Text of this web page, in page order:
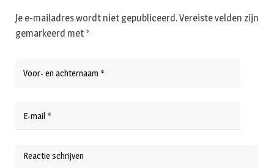
Je e-mailadres wordt niet gepubliceerd.Vereiste velden zijn
gemarkeerd met *